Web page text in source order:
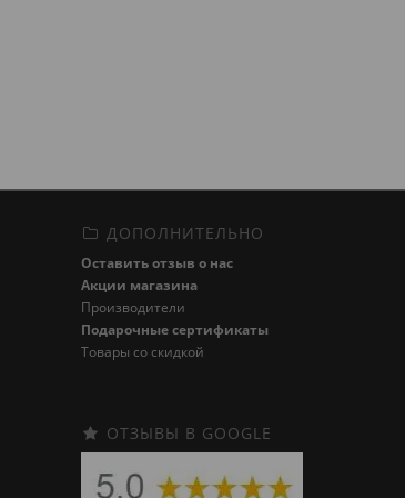
ДОПОЛНИТЕЛЬНО
Оставить отзыв о нас
Акции магазина
Производители
Подарочные сертификаты
Товары со скидкой
ОТЗЫВЫ В GOOGLE